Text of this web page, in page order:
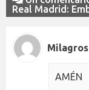
Real Madrid:
Milagros
AMÉN